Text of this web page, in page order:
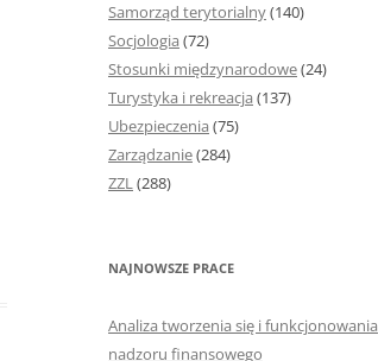
SPIS RYSUNKÓW, TABEL I
ZAŁĄCZNIKÓW
TABELE, RYSUNKI ORAZ WYKRESY
KSIĄŻKI, KTÓRE POMOGĄ CI
Samorząd terytorialny(140)
Socjologia (72)
Stosunki międzynarodowe(24)
Turystyka i rekreacja (137)
Ubezpieczenia (75)
Zarządzanie(284)
ZZL(288)
NAJNOWSZE PRACE
Analiza tworzenia się i funkcjonowania
nadzoru finansowego